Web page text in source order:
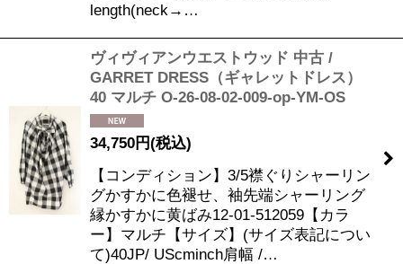
length(neck→…
ヴィヴィアンウエストウッド 中古 /
GARRET DRESS（ギャレットドレス）
40 マルチ O-26-08-02-009-op-YM-OS
34,750円(税込)
【コンディション】3/5襟ぐりシャーリン
グかすかに色褪せ、袖先端シャーリング
縁かすかに黄ばみ12-01-512059【カラ
ー】マルチ【サイズ】(サイズ表記につい
て)40JP/ UScminch肩幅 /…